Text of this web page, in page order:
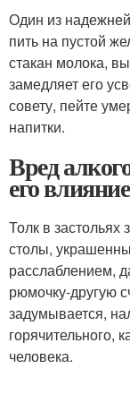
Один из
пить на пустой
стакан молока,
замедляет его
совету, пейте
напитки.
Вред
его
Толк в
столы,
расслаблением,
рюмочку-другую
задумывается,
горячительного,
человека.